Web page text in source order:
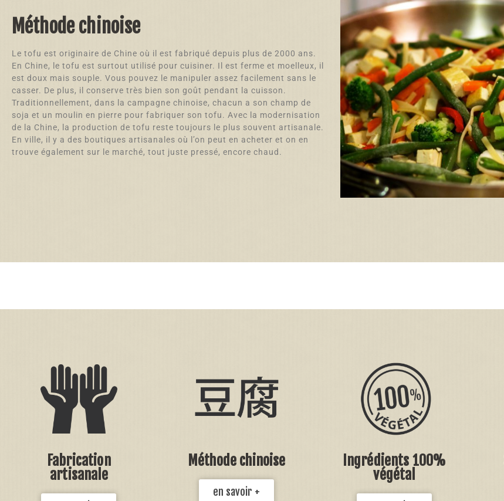
Méthode chinoise
Le tofu est originaire de Chine où il est fabriqué depuis plus de 2000 ans.
En Chine, le tofu est surtout utilisé pour cuisiner. Il est ferme et moelleux, il
est doux mais souple. Vous pouvez le manipuler assez facilement sans le
casser. De plus, il conserve très bien son goût pendant la cuisson.
Traditionnellement, dans la campagne chinoise, chacun a son champ de
soja et un moulin en pierre pour fabriquer son tofu. Avec la modernisation
de la Chine, la production de tofu reste toujours le plus souvent artisanale.
En ville, il y a des boutiques artisanales où l’on peut en acheter et on en
trouve également sur le marché, tout juste pressé, encore chaud.
Fabrication
artisanale
Méthode chinoise
en savoir +
Ingrédients 100%
végétal